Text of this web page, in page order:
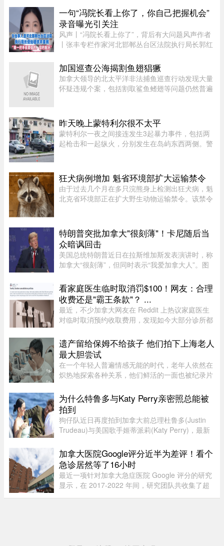
一句“冯院长看上你了，你自己把握机会”
录音曝光引关注
风声丨“冯院长看上你了”，背后有大问题风声作者
丨张丰专栏作家河北邯郸丛台区法院执行局长郭红
钱，给我送点钱”，“你长得漂亮……冯院长看上你
了，我可以从中促成，你 ...
加国巡查公海揭割鱼翅猖獗
加拿大领导的北太平洋非法捕鱼巡查行动发现大量
怀疑违规个案，包括割取鲨鱼鳍翅等问题仍然普遍
可能违规个案；去年则在检 ...
昨天晚上蒙特利尔很不太平
蒙特利尔一夜之间接连发生3起暴力事件，包括两
起枪击和一起纵火，分别发生在岛屿东西两侧。警
大道发生枪击。一名嫌疑人 ...
狂犬病例增加 魁省环境部扩大运输禁令
由于过去几个月在多只浣熊身上检测出狂犬病，魁
北克省环境部正在扩大野生动物运输禁令。该禁令
五起延伸至 Centre-du- ...
特朗普突批加拿大"很刻薄"！卡尼随后当
众暗讽回击
美国总统特朗普近日在拉斯维加斯发表演讲时，称
加拿大“很刻薄”，但同时表示“我爱加拿大人”。图
Casino Resort Spa 发表演讲，宣传华盛顿的经济
议程。他在发言中谈到 ...
看家庭医生临时取消罚$100！网友：合理
收费还是"霸王条款"？ ...
最近，不少加拿大网友在 Reddit 上热议家庭医生
对临时取消预约收取费用，发现如今大部分诊所都
$60至$100之间。多名网友表示，这类收费政策其
实已经实行十年以上，$60 ...
遗产留给保姆不给孩子 他们拍下上海老人
最大胆尝试
在一个年轻人普遍情感无能的时代，老年人依然在
炽热地探索各种关系，他们鲜活的一面也被纪录片
配和情感纠纷片段，《前浪》系列在做的其实是激
发大众重新审视每个人都将 ...
为什么特鲁多与Katy Perry亲密照总能被
拍到
狗仔队近日再度拍到加拿大前总理杜鲁多(Justin
Trudeau)与美国歌手姬蒂派莉(Katy Perry)，最新
动和拥吻，举止形影不离，再度成为娱乐媒体焦
点，也成功吸引美国参议员的 ...
加拿大医院Google评分近半为差评！看个
急诊居然等了16小时
最近一项针对加拿大急症医院 Google 评分的研究
显示，在 2017-2022 年间，研究团队共收集了超